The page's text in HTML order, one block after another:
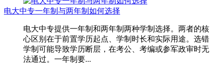
电大中专一年制与两年制如何选择
电大中专提供一年制和两年制两种学制选择。两者的核
心区别在于前置学历起点、学制时长和实际用途。选错
学制可能导致学历断层，在考公、考编或参军政审时无
法通过。一年制要...